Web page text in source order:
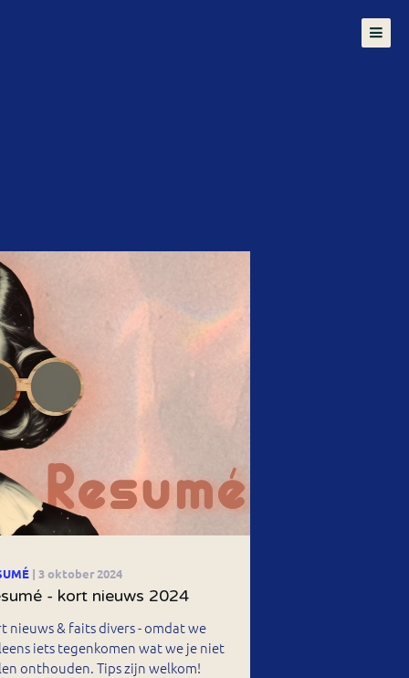
| 3 oktober 2024
- kort nieuws 2024
nieuws & faits divers - omdat we
iets tegenkomen wat we je niet
onthouden. Tips zijn welkom!